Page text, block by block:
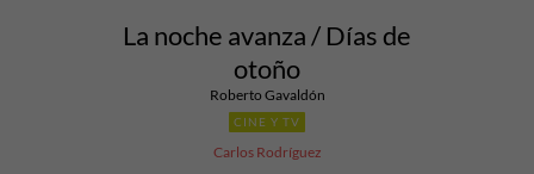
La noche avanza / Días de
otoño
Roberto Gavaldón
CINE Y TV
Carlos Rodríguez